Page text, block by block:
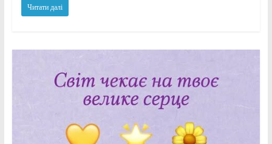
Читати далі